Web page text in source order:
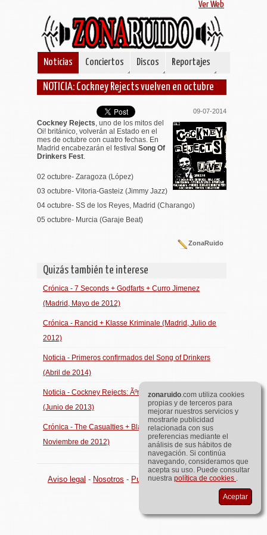
Ver Web
Noticias Conciertos Discos Reportajes
NOTICIA: Cockney Rejects vuelven en octubre
09-07-2014
Cockney Rejects , uno de los mitos del
Oi! británico, volverán al Estado en el
mes de octubre con cuatro fechas. En
Madrid encabezarán el festival Song Of
Drinkers Fest
02 octubre- Zaragoza (López)
03 octubre- Vitoria-Gasteiz (Jimmy Jazz)
04 octubre- SS de los Reyes, Madrid (Charango)
05 octubre- Murcia (Garaje Beat)
ZonaRuido
Quizás también te interese
Crónica - 7 Seconds + Godfarts + Curro Jimenez
(Madrid, Mayo de 2012)
Crónica - Rancid + Klasse Kriminale (Madrid, Julio de
2012)
Noticia - Primeros confirmados del Song of Drinkers
(Abril de 2014)
Noticia - Cockney Rejects: Ãºnica fecha en el Estado
(Junio de 2013)
Crónica - The Casualties + Bladders (Madrid,
Noviembre de 2012)
Aviso legal - Nosotros - Publicidad ©zona ruido.com
zonaruido.com utiliza cookies
propias y de terceros para
mejorar nuestros servicios y
mostrarle publicidad
relacionada con sus
preferencias mediante el
análisis de sus hábitos de
navegación. Si continúa
navegando, consideramos que
acepta su uso. Puede consultar
nuestra política de cookies .
Aceptar